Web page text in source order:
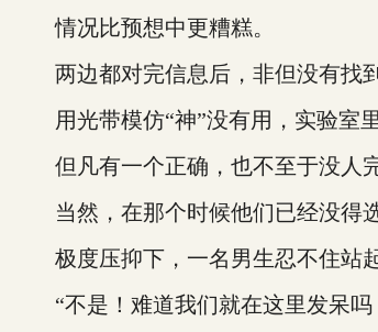
情况比预想中更糟糕。
两边都对完信息后，非但没有找到
用光带模仿“神”没有用，实验室里
但凡有一个正确，也不至于没人完
当然，在那个时候他们已经没得选
极度压抑下，一名男生忍不住站起
“不是！难道我们就在这里发呆吗